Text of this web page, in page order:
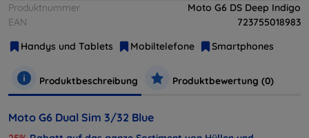
Produktnummer
Moto G6 DS Deep Indigo
EAN
723755018983
Handys und Tablets
Mobiltelefone Smartphones
Produktbeschreibung Produktbewertung (0)
Moto G6 Dual Sim 3/32 Blue